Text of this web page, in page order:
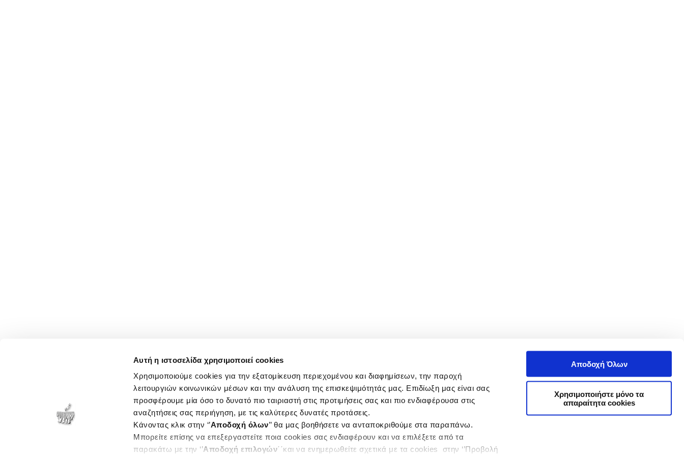
Αυτή η ιστοσελίδα χρησιμοποιεί cookies
Χρησιμοποιούμε cookies για την εξατομίκευση περιεχομένου και διαφημίσεων, την παροχή
λειτουργιών κοινωνικών μέσων και την ανάλυση της επισκεψιμότητάς μας. Επιδίωξη μας είναι σας
προσφέρουμε μία όσο το δυνατό πιο ταιριαστή στις προτιμήσεις σας και πιο ενδιαφέρουσα στις
αναζητήσεις σας περιήγηση, με τις καλύτερες δυνατές προτάσεις.
Κάνοντας κλικ στην ‘’Αποδοχή όλων’’ θα μας βοηθήσετε να ανταποκριθούμε στα παραπάνω.
Μπορείτε επίσης να επεξεργαστείτε ποια cookies σας ενδιαφέρουν και να επιλέξετε από τα
παρακάτω με την ‘’Αποδοχή επιλογών΄΄και να ενημερωθείτε σχετικά με τα cookies στην ‘’Προβολή
Αποδοχή Όλων
Χρησιμοποιήστε μόνο τα
απαραίτητα cookies